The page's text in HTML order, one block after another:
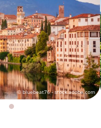
© bluebeat76 - stock.adobe.com